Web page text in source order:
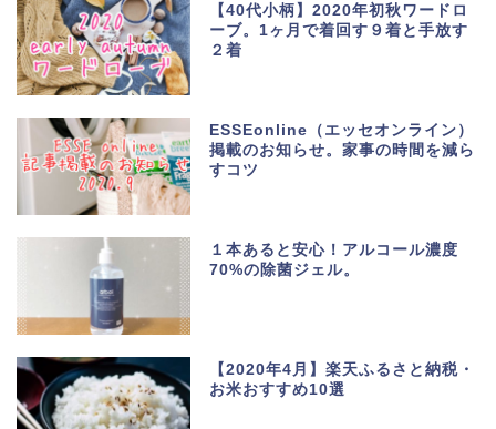
【40代小柄】2020年初秋ワードロ
ーブ。1ヶ月で着回す９着と手放す
２着
ESSEonline（エッセオンライン）
掲載のお知らせ。家事の時間を減ら
すコツ
１本あると安心！アルコール濃度
70%の除菌ジェル。
【2020年4月】楽天ふるさと納税・
お米おすすめ10選